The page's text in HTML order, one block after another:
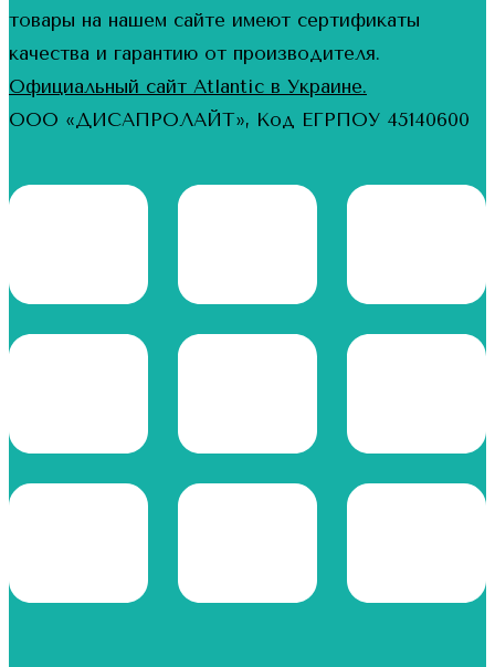
товары на нашем сайте имеют сертификаты
качества и гарантию от производителя.
Официальный сайт Atlantic в Украине.
ООО «ДИСАПРОЛАЙТ», Код ЕГРПОУ 45140600